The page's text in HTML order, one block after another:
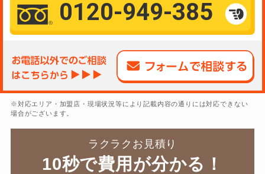
0120-949-385
※対応エリア・加盟店・現場状況等により記載内容の通りには対応できない
場合がございます。
ラクラクお見積り
10秒で費用が分かる！